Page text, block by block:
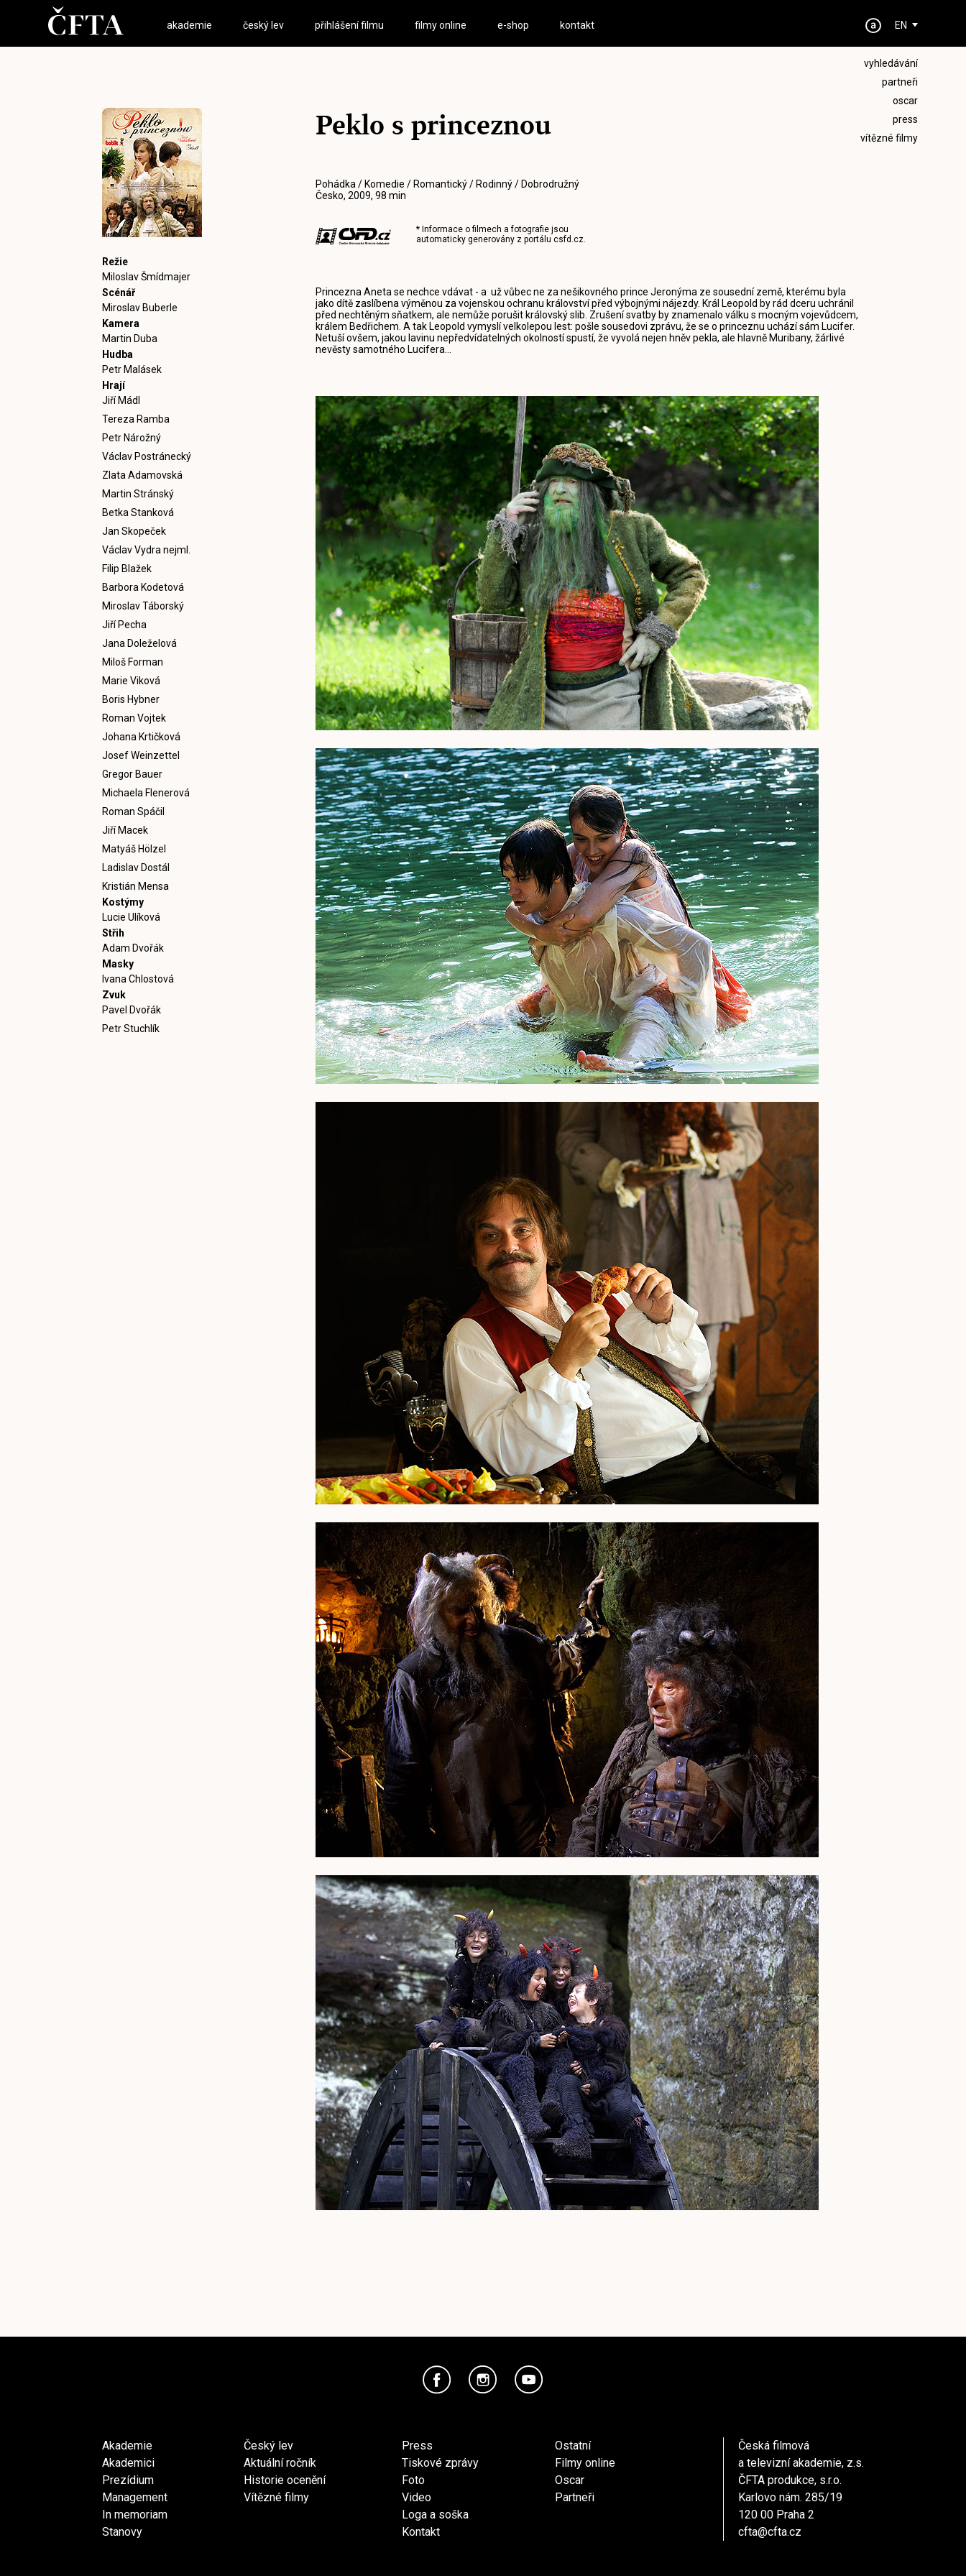
akademie český lev přihlášení filmu filmy online e-shop kontakt EN
vyhledávání
partneři
oscar
press
vítězné filmy
Režie
Miloslav Šmídmajer
Scénář
Miroslav Buberle
Kamera
Martin Duba
Hudba
Petr Malásek
Hrají
Jiří Mádl
Tereza Ramba
Petr Nárožný
Václav Postránecký
Zlata Adamovská
Martin Stránský
Betka Stanková
Jan Skopeček
Václav Vydra nejml.
Filip Blažek
Barbora Kodetová
Miroslav Táborský
Jiří Pecha
Jana Doleželová
Miloš Forman
Marie Viková
Boris Hybner
Roman Vojtek
Johana Krtičková
Josef Weinzettel
Gregor Bauer
Michaela Flenerová
Roman Spáčil
Jiří Macek
Matyáš Hölzel
Ladislav Dostál
Kristián Mensa
Kostýmy
Lucie Ulíková
Střih
Adam Dvořák
Masky
Ivana Chlostová
Zvuk
Pavel Dvořák
Petr Stuchlík
Peklo s princeznou
Pohádka / Komedie / Romantický / Rodinný / Dobrodružný
Česko, 2009, 98 min
* Informace o filmech a fotografie jsou
automaticky generovány z portálu csfd.cz.
Princezna Aneta se nechce vdávat - a už vůbec ne za nešikovného prince Jeronýma ze sousední země, kterému byla
jako dítě zaslíbena výměnou za vojenskou ochranu království před výbojnými nájezdy. Král Leopold by rád dceru uchránil
před nechtěným sňatkem, ale nemůže porušit královský slib. Zrušení svatby by znamenalo válku s mocným vojevůdcem,
králem Bedřichem. A tak Leopold vymyslí velkolepou lest: pošle sousedovi zprávu, že se o princeznu uchází sám Lucifer.
Netuší ovšem, jakou lavinu nepředvídatelných okolností spustí, že vyvolá nejen hněv pekla, ale hlavně Muribany, žárlivé
nevěsty samotného Lucifera...
Akademie
Akademici
Prezídium
Management
In memoriam
Stanovy
Český lev
Aktuální ročník
Historie ocenění
Vítězné filmy
Press
Tiskové zprávy
Foto
Video
Loga a soška
Kontakt
Ostatní
Filmy online
Oscar
Partneři
Česká filmová
a televizní akademie, z.s.
ČFTA produkce, s.r.o.
Karlovo nám. 285/19
120 00 Praha 2
cfta@cfta.cz